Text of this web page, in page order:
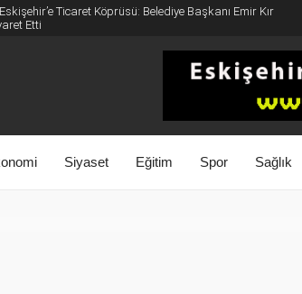
Ticaret Köprüsü: Belediye Başkanı Emir Kır
Etti
Siyaset Eğitim Spor Sağlık